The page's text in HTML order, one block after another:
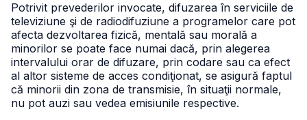
Potrivit prevederilor invocate, difuzarea în serviciile de
televiziune şi de radiodifuziune a programelor care pot
afecta dezvoltarea fizică, mentală sau morală a
minorilor se poate face numai dacă, prin alegerea
intervalului orar de difuzare, prin codare sau ca efect
al altor sisteme de acces condiţionat, se asigură faptul
că minorii din zona de transmisie, în situaţii normale,
nu pot auzi sau vedea emisiunile respective.